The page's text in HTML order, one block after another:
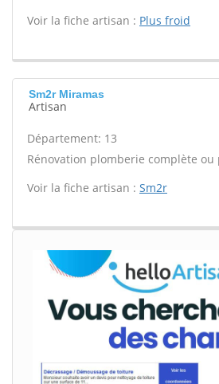
Voir la fiche artisan : Plus froid
Sm2r Miramas
Artisan
Département: 13
Rénovation plomberie complète ou
Voir la fiche artisan : Sm2r